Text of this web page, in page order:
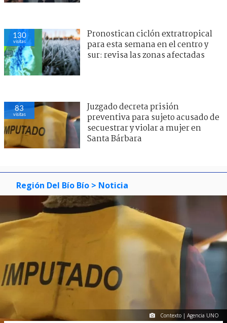
130
visitas
Pronostican ciclón extratropical
para esta semana en el centro y
sur: revisa las zonas afectadas
83
visitas
Juzgado decreta prisión
preventiva para sujeto acusado de
secuestrar y violar a mujer en
Santa Bárbara
Región Del Bío Bío > Noticia
Contexto | Agencia UNO